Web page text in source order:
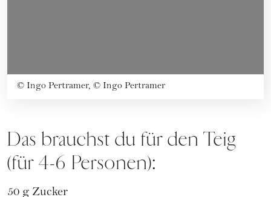
© Ingo Pertramer, © Ingo Pertramer
Das brauchst du für den Teig
(für 4-6 Personen):
50 g Zucker